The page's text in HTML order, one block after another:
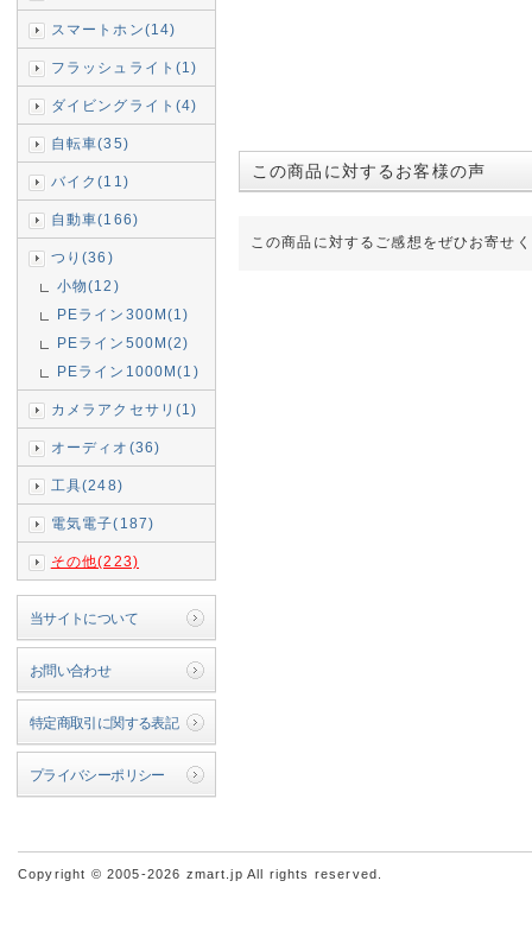
スマートホン(14)
フラッシュライト(1)
ダイビングライト(4)
自転車(35)
バイク(11)
自動車(166)
つり(36)
小物(12)
PEライン300M(1)
PEライン500M(2)
PEライン1000M(1)
カメラアクセサリ(1)
オーディオ(36)
工具(248)
電気電子(187)
その他(223)
当サイトについて
お問い合わせ
特定商取引に関する表記
プライバシーポリシー
この商品に対するお客様の声
この商品に対するご感想をぜひお寄せ
Copyright © 2005-2026 zmart.jp All rights reserved.